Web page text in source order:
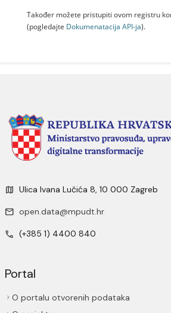
Također možete pristupiti ovom registru
(pogledajte Dokumenаtаcijа API-jа).